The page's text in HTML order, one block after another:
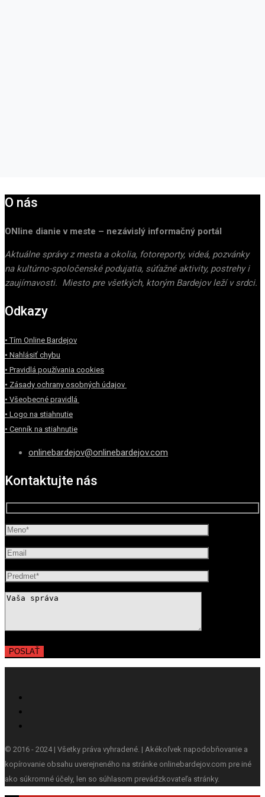
O nás
ONline dianie v meste – nezávislý informačný portál
Aktuálne správy z mesta a okolia, fotoreporty, videá, pozvánky
na kultúrno-spoločenské podujatia, súťažné aktivity, postrehy i
zaujímavosti. Miesto pre všetkých, ktorým Bardejov leží v srdci.
Odkazy
• Tím Online Bardejov
• Nahlásiť chybu
• Pravidlá používania cookies
• Zásady ochrany osobných údajov
• Všeobecné pravidlá
• Logo na stiahnutie
• Cenník na stiahnutie
onlinebardejov@onlinebardejov.com
Kontaktujte nás
© 2016 - 2024 | Všetky práva vyhradené. | Akékoľvek napodobňovanie a
kopírovanie obsahu uverejneného na stránke onlinebardejov.com pre iné
ako súkromné účely, len so súhlasom prevádzkovateľa stránky.